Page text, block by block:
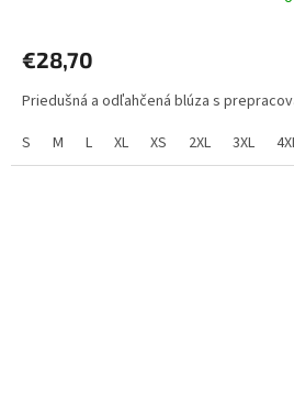
€28,70
Priedušná a odľahčená blúza s
S
M L XL XS 2XL 3XL